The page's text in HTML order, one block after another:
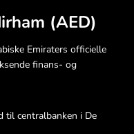
(AED)
Emiraters officielle
finans- og
til centralbanken i De